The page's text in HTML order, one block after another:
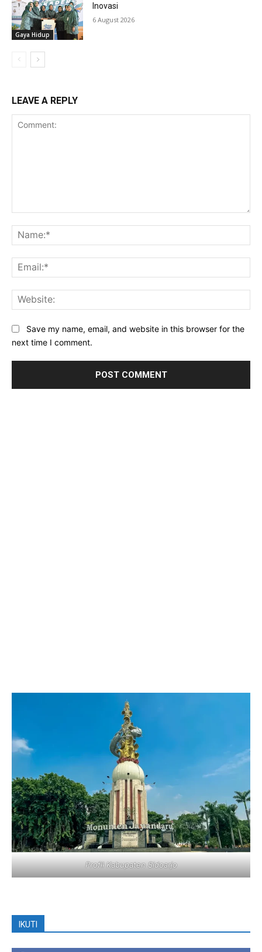
Gaya Hidup
Inovasi
6 August 2026
LEAVE A REPLY
Save my name, email, and website in this browser for the
next time I comment.
Profil Kabupaten Sidoarjo
IKUTI